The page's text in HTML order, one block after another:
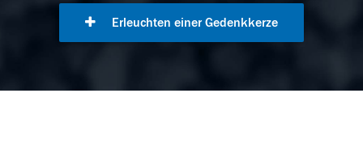
Erleuchten einer Gedenkkerze